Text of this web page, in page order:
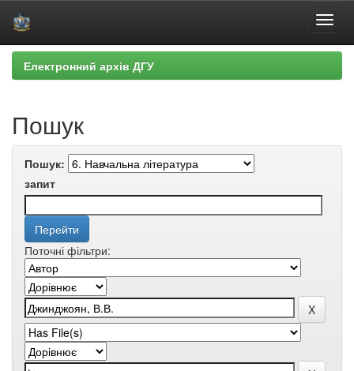
Skip
navigation
Електронний архів ДГУ
Пошук
Пошук:
запит
Поточні фільтри: